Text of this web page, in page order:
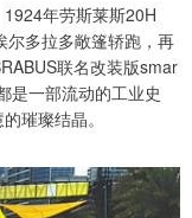
年劳斯莱斯20H
尔多拉多敞篷轿跑，再
联名改装版smar
一部流动的工业史
璀璨结晶。